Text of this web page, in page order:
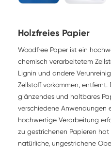
Holzfreies Papier
Woodfree Paper ist ein
chemisch verarbeitetem
Lignin und andere
Zellstoff vorkommen,
glänzendes und haltbares
verschiedene Anwendungen
hochwertige Verarbeitung
zu gestrichenen Papieren
natürliche, ungestrichene